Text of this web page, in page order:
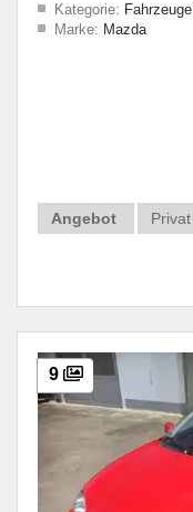
Kategorie: Fahrzeuge
Marke: Mazda
Angebot Privat
9